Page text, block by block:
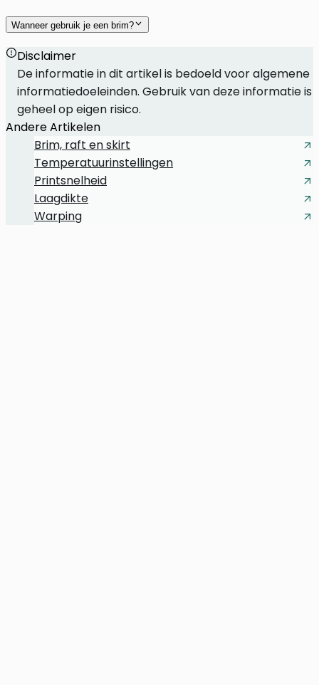
Wanneer gebruik je een brim?
Disclaimer
De informatie in dit artikel is bedoeld voor algemene
informatiedoeleinden. Gebruik van deze informatie is
geheel op eigen risico.
Andere Artikelen
Brim, raft en skirt
Temperatuurinstellingen
Printsnelheid
Laagdikte
Warping